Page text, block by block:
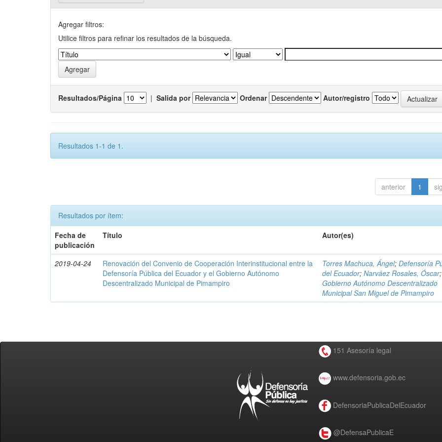
Agregar filtros:
Utilice filtros para refinar los resultados de la búsqueda.
Resultados/Página | Salida por Ordenar Autor/registro
Resultados 1-1 de 1.
anterior 1
Resultados por ítem:
Fecha de
publicación
Título Autor(es)
2019-04-24
Renovación del Convenio de Cooperación Interinstitucional entre la
Defensoría Pública del Ecuador y el Gobierno Autónomo
Descentralizado Municipal de Pimampiro
Torres Machuca, Ángel;Defensoría
del Ecuador;Narváez Rosales, Óscar;
Gobierno Autónomo Descentralizado
Municipal San Miguel de Pimampiro
151 Asesoría legal
www.defensoria.gob.ec
DefensoriaPublicaDelEcuador
@DefensaPublicaE